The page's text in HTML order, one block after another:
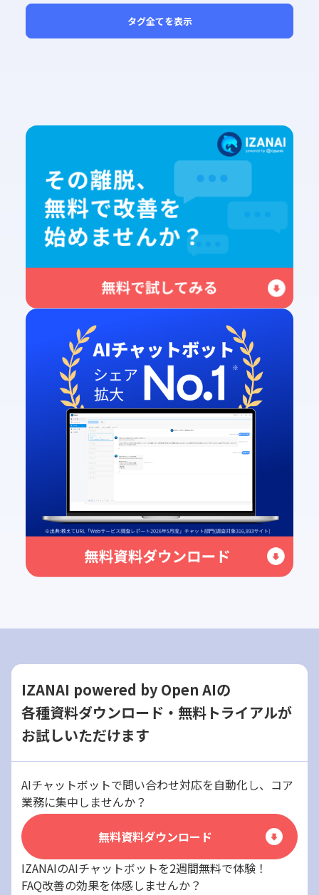
タグ全てを表示
IZANAI powered by Open AIの
各種資料ダウンロード・無料トライアルが
お試しいただけます
AIチャットボットで問い合わせ対応を自動化し、コア
業務に集中しませんか？
無料資料ダウンロード
IZANAIのAIチャットボットを2週間無料で体験！
FAQ改善の効果を体感しませんか？